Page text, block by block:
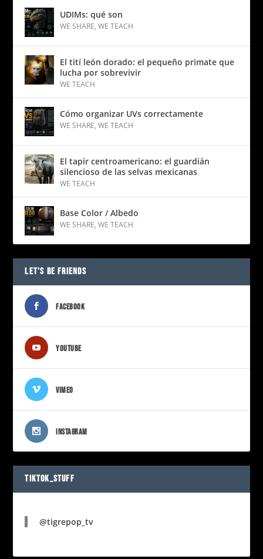
UDIMs: qué son
WE SHARE,WE TEACH
El tití león dorado: el pequeño primate que
lucha por sobrevivir
WE TEACH
Cómo organizar UVs correctamente
WE SHARE,WE TEACH
El tapir centroamericano: el guardián
silencioso de las selvas mexicanas
WE TEACH
Base Color / Albedo
WE SHARE,WE TEACH
LET’S BE FRIENDS
FACEBOOK
YOUTUBE
VIMEO
INSTAGRAM
TIKTOK_STUFF
@tigrepop_tv